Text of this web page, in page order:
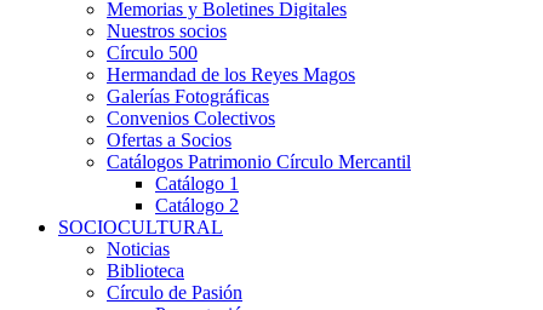
Memorias y Boletines Digitales
Nuestros socios
Círculo 500
Hermandad de los Reyes Magos
Galerías Fotográficas
Convenios Colectivos
Ofertas a Socios
Catálogos Patrimonio Círculo Mercantil
Catálogo 1
Catálogo 2
SOCIOCULTURAL
Noticias
Biblioteca
Círculo de Pasión